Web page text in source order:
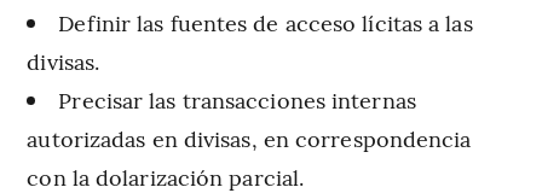
Definir las fuentes de acceso lícitas a las
divisas.
Precisar las transacciones internas
autorizadas en divisas, en correspondencia
con la dolarización parcial.